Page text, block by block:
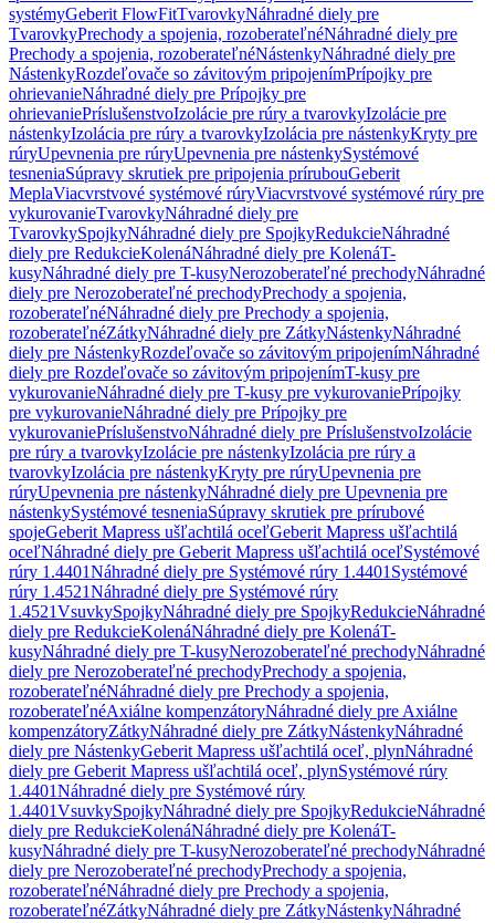
systémyGeberit FlowFitTvarovkyNáhradné diely pre
TvarovkyPrechody a spojenia, rozoberateľnéNáhradné diely pre
Prechody a spojenia, rozoberateľnéNástenkyNáhradné diely pre
NástenkyRozdeľovače so závitovým pripojenímPrípojky pre
ohrievanieNáhradné diely pre Prípojky pre
ohrievaniePríslušenstvoIzolácie pre rúry a tvarovkyIzolácie pre
nástenkyIzolácia pre rúry a tvarovkyIzolácia pre nástenkyKryty pre
rúryUpevnenia pre rúryUpevnenia pre nástenkySystémové
tesneniaSúpravy skrutiek pre pripojenia prírubouGeberit
MeplaViacvrstvové systémové rúryViacvrstvové systémové rúry pre
vykurovanieTvarovkyNáhradné diely pre
TvarovkySpojkyNáhradné diely pre SpojkyRedukcieNáhradné
diely pre RedukcieKolenáNáhradné diely pre KolenáT-
kusyNáhradné diely pre T-kusyNerozoberateľné prechodyNáhradné
diely pre Nerozoberateľné prechodyPrechody a spojenia,
rozoberateľnéNáhradné diely pre Prechody a spojenia,
rozoberateľnéZátkyNáhradné diely pre ZátkyNástenkyNáhradné
diely pre NástenkyRozdeľovače so závitovým pripojenímNáhradné
diely pre Rozdeľovače so závitovým pripojenímT-kusy pre
vykurovanieNáhradné diely pre T-kusy pre vykurovaniePrípojky
pre vykurovanieNáhradné diely pre Prípojky pre
vykurovaniePríslušenstvoNáhradné diely pre PríslušenstvoIzolácie
pre rúry a tvarovkyIzolácie pre nástenkyIzolácia pre rúry a
tvarovkyIzolácia pre nástenkyKryty pre rúryUpevnenia pre
rúryUpevnenia pre nástenkyNáhradné diely pre Upevnenia pre
nástenkySystémové tesneniaSúpravy skrutiek pre prírubové
spojeGeberit Mapress ušľachtilá oceľGeberit Mapress ušľachtilá
oceľNáhradné diely pre Geberit Mapress ušľachtilá oceľSystémové
rúry 1.4401Náhradné diely pre Systémové rúry 1.4401 Systémové
rúry 1.4521Náhradné diely pre Systémové rúry
1.4521VsuvkySpojkyNáhradné diely pre SpojkyRedukcieNáhradné
diely pre RedukcieKolenáNáhradné diely pre KolenáT-
kusyNáhradné diely pre T-kusyNerozoberateľné prechodyNáhradné
diely pre Nerozoberateľné prechodyPrechody a spojenia,
rozoberateľnéNáhradné diely pre Prechody a spojenia,
rozoberateľnéAxiálne kompenzátoryNáhradné diely pre Axiálne
kompenzátoryZátkyNáhradné diely pre ZátkyNástenkyNáhradné
diely pre NástenkyGeberit Mapress ušľachtilá oceľ, plynNáhradné
diely pre Geberit Mapress ušľachtilá oceľ, plynSystémové rúry
1.4401Náhradné diely pre Systémové rúry
1.4401VsuvkySpojkyNáhradné diely pre SpojkyRedukcieNáhradné
diely pre RedukcieKolenáNáhradné diely pre KolenáT-
kusyNáhradné diely pre T-kusyNerozoberateľné prechodyNáhradné
diely pre Nerozoberateľné prechodyPrechody a spojenia,
rozoberateľnéNáhradné diely pre Prechody a spojenia,
rozoberateľnéZátkyNáhradné diely pre ZátkyNástenkyNáhradné